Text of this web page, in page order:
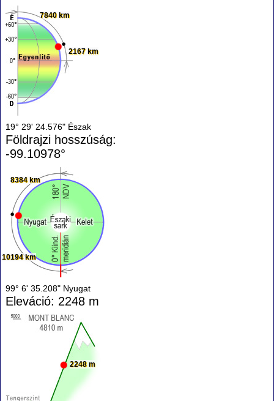
7840 km
2167 km
19° 29' 24.576" Észak
Földrajzi hosszúság:
-99.10978°
10194 km
8384 km
99° 6' 35.208" Nyugat
Eleváció: 2248 m
2248 m